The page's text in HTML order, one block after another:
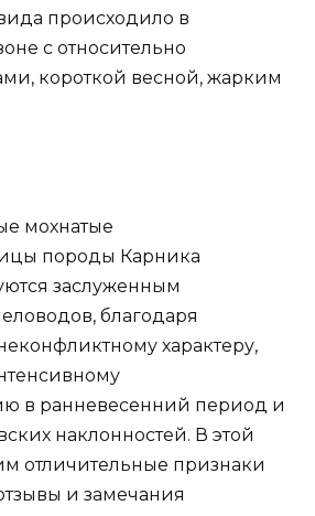
происходило в
с относительно
короткой весной, жарким
мохнатые
породы Карника
заслуженным
благодаря
характеру,
в ранневесенний период и
наклонностей. В этой
отличительные признаки
и замечания